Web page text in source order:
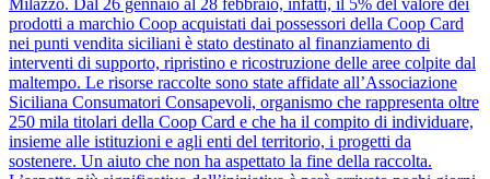
Milazzo. Dal 26 gennaio al 28 febbraio, infatti, il 5% del valore dei
prodotti a marchio Coop acquistati dai possessori della Coop Card
nei punti vendita siciliani è stato destinato al finanziamento di
interventi di supporto, ripristino e ricostruzione delle aree colpite dal
maltempo. Le risorse raccolte sono state affidate all’Associazione
Siciliana Consumatori Consapevoli, organismo che rappresenta oltre
250 mila titolari della Coop Card e che ha il compito di individuare,
insieme alle istituzioni e agli enti del territorio, i progetti da
sostenere. Un aiuto che non ha aspettato la fine della raccolta.